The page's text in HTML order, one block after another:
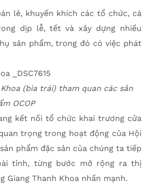
lẻ, khuyến khích các tổ chức, cá
dịp lễ, tết và xây dựng nhiều
sản phẩm, trong đó có việc phát
(bìa trái) tham quan các sản
OCOP
kết nối tổ chức khai trương cửa
trọng trong hoạt động của Hội
phẩm đặc sản của chúng ta tiếp
tỉnh, từng bước mở rộng ra thị
Giang Thanh Khoa nhấn mạnh.